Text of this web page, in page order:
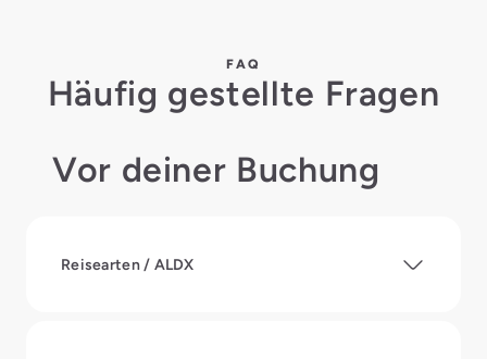
FAQ
Häufig gestellte Fragen
Vor deiner Buchung
Reisearten / ALDX